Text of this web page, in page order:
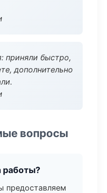
приняли быстро,
дополнительно
вопросы
работы?
предоставляем